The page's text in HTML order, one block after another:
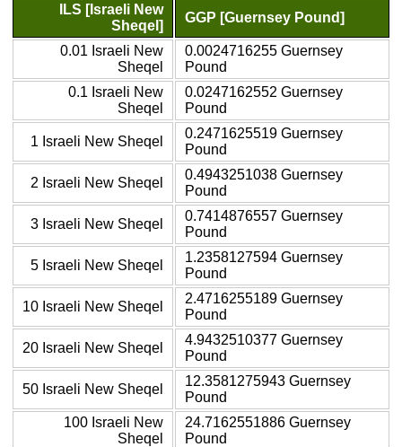
ILS [Israeli New
Sheqel]
GGP [Guernsey Pound]
0.01 Israeli New
Sheqel
0.0024716255 Guernsey
Pound
0.1 Israeli New
Sheqel
0.0247162552 Guernsey
Pound
1 Israeli New Sheqel
0.2471625519 Guernsey
Pound
2 Israeli New Sheqel
0.4943251038 Guernsey
Pound
3 Israeli New Sheqel
0.7414876557 Guernsey
Pound
5 Israeli New Sheqel
1.2358127594 Guernsey
Pound
10 Israeli New Sheqel
2.4716255189 Guernsey
Pound
20 Israeli New Sheqel
4.9432510377 Guernsey
Pound
50 Israeli New Sheqel
12.3581275943 Guernsey
Pound
100 Israeli New
Sheqel
24.7162551886 Guernsey
Pound